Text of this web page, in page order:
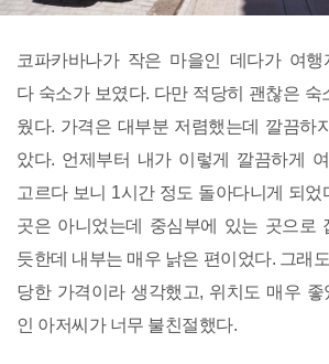
코파카바나가 작은 마을인 데다가 여
다 숙소가 보였다. 다만 적당히 괜찮은 숙
웠다. 가격은 대부분 저렴했는데 깔끔하
았다. 언제부터 내가 이렇게 깔끔하게
고르다 보니 1시간 정도 돌아다니게 되었
곳은 아니었는데 중심부에 있는 곳으로
듯한데 내부는 매우 낡은 편이었다. 그래
당한 가격이라 생각했고, 위치도 매우
인 아저씨가 너무 불친절했다.